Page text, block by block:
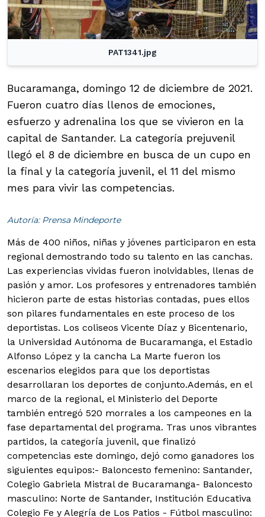
PAT1341.jpg
Bucaramanga, domingo 12 de diciembre de 2021.
Fueron cuatro días llenos de emociones,
esfuerzo y adrenalina los que se vivieron en la
capital de Santander. La categoría prejuvenil
llegó el 8 de diciembre en busca de un cupo en
la final y la categoría juvenil, el 11 del mismo
mes para vivir las competencias.
Autoría: Prensa Mindeporte
Más de 400 niños, niñas y jóvenes participaron en esta
regional demostrando todo su talento en las canchas.
Las experiencias vividas fueron inolvidables, llenas de
pasión y amor. Los profesores y entrenadores también
hicieron parte de estas historias contadas, pues ellos
son pilares fundamentales en este proceso de los
deportistas. Los coliseos Vicente Díaz y Bicentenario,
la Universidad Autónoma de Bucaramanga, el Estadio
Alfonso López y la cancha La Marte fueron los
escenarios elegidos para que los deportistas
desarrollaran los deportes de conjunto.Además, en el
marco de la regional, el Ministerio del Deporte
también entregó 520 morrales a los campeones en la
fase departamental del programa. Tras unos vibrantes
partidos, la categoría juvenil, que finalizó
competencias este domingo, dejó como ganadores los
siguientes equipos:- Baloncesto femenino: Santander,
Colegio Gabriela Mistral de Bucaramanga- Baloncesto
masculino: Norte de Santander, Institución Educativa
Colegio Fe y Alegría de Los Patios - Fútbol masculino: